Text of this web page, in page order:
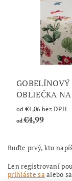
GOBELÍNOVÝ
OBLIEČKA
od €4,06 bez DPH
od€4,99
Buďte prvý, kto
Len registrovaní
prihláste saalebo